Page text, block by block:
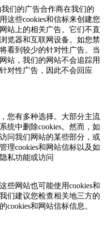
们的广告合作商在我们的
这些cookies和信标来创建您
站上的相关广告。它们不直
览器和互联网设备。如您禁
看到较少的针对性广告。当
站，我们的网站不会追踪用
对性广告，因此不会回应
您有多种选择。大部分主流
统中删除cookies。然而，如
问我们网站的某些部分，或
理cookies和网站信标以及如
私功能或访问
些网站也可能使用cookies和
们建议您检查相关地三方的
cookies和网站信标信息。